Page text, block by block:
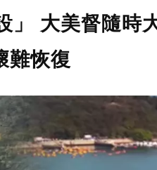
」 大美督隨時
難恢復